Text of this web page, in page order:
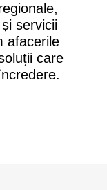
servicii
afacerile
care